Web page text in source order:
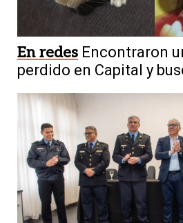
En redes Encontraron
perdido en Capital y